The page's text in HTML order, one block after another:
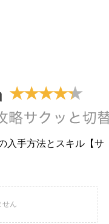
入手方法とスキル【サ